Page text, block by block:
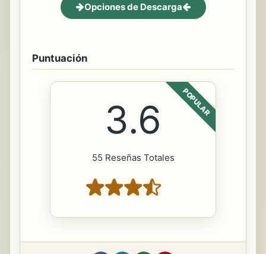
Opciones de Descarga
Puntuación
POPULAR
3.6
55 Reseñas Totales